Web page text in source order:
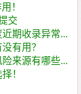
！
交
期收录异常...
有用？
来源有哪些...
！